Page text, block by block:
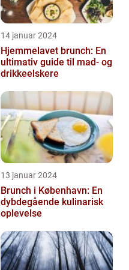
14 januar 2024
Hjemmelavet brunch: En
ultimativ guide til mad- og
drikkeelskere
13 januar 2024
Brunch i København: En
dybdegående kulinarisk
oplevelse